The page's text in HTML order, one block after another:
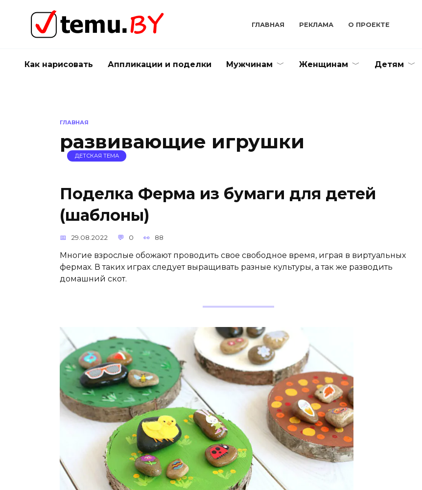
содержанию
ГЛАВНАЯ РЕКЛАМА О ПРОЕКТЕ
Как нарисовать Аппликации и поделки Мужчинам Женщинам Детям
ГЛАВНАЯ
развивающие игрушки
ДЕТСКАЯ ТЕМА
Поделка Ферма из бумаги для детей
(шаблоны)
29.08.2022 0 88
Многие взрослые обожают проводить свое свободное время, играя в виртуальных
фермах. В таких играх следует выращивать разные культуры, а так же разводить
домашний скот.